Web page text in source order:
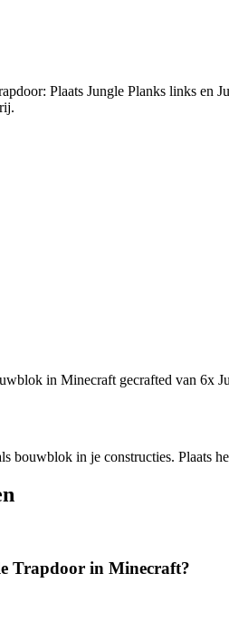
Plaats Jungle Planks links en
in Minecraft gecrafted van 6x
bouwblok in je constructies. Plaats
Trapdoor in Minecraft?